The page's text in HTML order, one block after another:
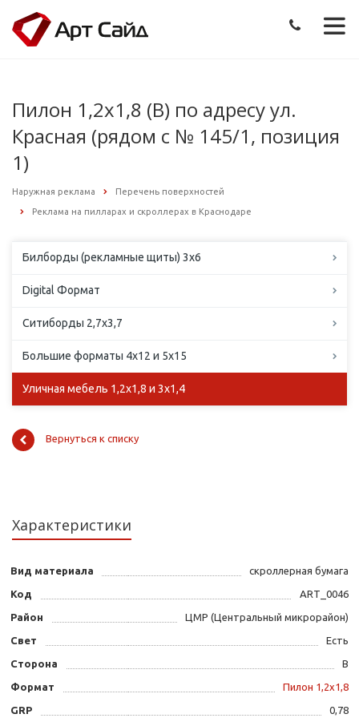
Пилон 1,2х1,8 (B) по адресу ул.
Красная (рядом с № 145/1, позиция
1)
Наружная реклама Перечень поверхностей
Реклама на пилларах и скроллерах в Краснодаре
Билборды (рекламные щиты) 3х6
Digital Формат
Ситиборды 2,7х3,7
Большие форматы 4х12 и 5х15
Уличная мебель 1,2х1,8 и 3х1,4
Вернуться к списку
Характеристики
Вид материала скроллерная бумага
Код ART_0046
Район ЦМР (Центральный микрорайон)
Свет Есть
Сторона B
Формат Пилон 1,2х1,8
GRP 0,78